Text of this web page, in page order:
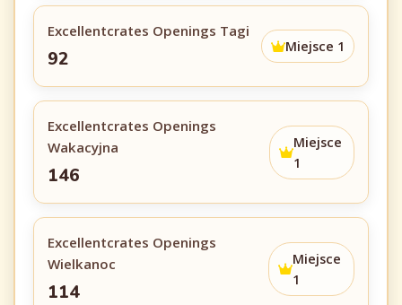
Excellentcrates Openings Tagi
92
Miejsce 1
Excellentcrates Openings
Wakacyjna
146
Miejsce
1
Excellentcrates Openings
Wielkanoc
114
Miejsce
1